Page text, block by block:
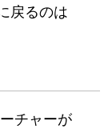
戻るのは
チャーが